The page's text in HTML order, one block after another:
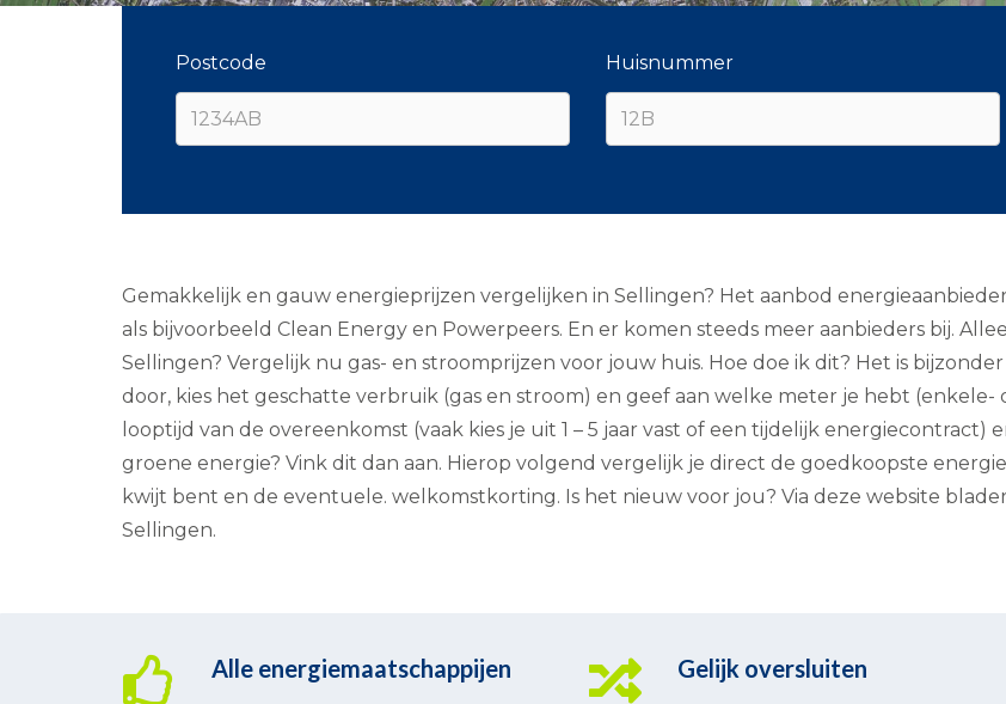
Postcode Huisnummer
Gemakkelijk en gauw energieprijzen vergelijken in Sellingen? Het aanbod
als bijvoorbeeld Clean Energy en Powerpeers. En er komen steeds meer aanbieders bij.
Sellingen? Vergelijk nu gas- en stroomprijzen voor jouw huis. Hoe doe ik dit? Het is
door, kies het geschatte verbruik (gas en stroom) en geef aan welke meter je hebt
looptijd van de overeenkomst (vaak kies je uit 1 – 5 jaar vast of een tijdelijk energiecontract)
groene energie? Vink dit dan aan. Hierop volgend vergelijk je direct de goedkoopste
kwijt bent en de eventuele. welkomstkorting. Is het nieuw voor jou? Via deze website
Sellingen.
Alle energiemaatschappijen Gelijk oversluiten